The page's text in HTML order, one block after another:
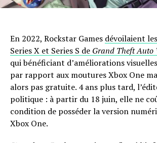
En 2022, Rockstar Games dévoilaient
Series X et Series S de Grand Theft Auto
qui bénéficiant d’améliorations
par rapport aux moutures Xbox One
alors pas gratuite. 4 ans plus tard,
politique : à partir du 18 juin, elle ne
condition de posséder la version
Xbox One.